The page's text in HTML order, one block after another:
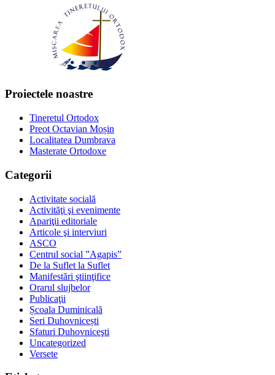
Proiectele noastre
Tineretul Ortodox
Preot Octavian Moșin
Localitatea Dumbrava
Masterate Ortodoxe
Categorii
Activitate socială
Activităţi şi evenimente
Apariţii editoriale
Articole şi interviuri
ASCO
Centrul social ”Agapis”
De la Suflet la Suflet
Manifestări ştiinţifice
Orarul slujbelor
Publicaţii
Școala Duminicală
Seri Duhovnicești
Sfaturi Duhovniceşti
Uncategorized
Versete